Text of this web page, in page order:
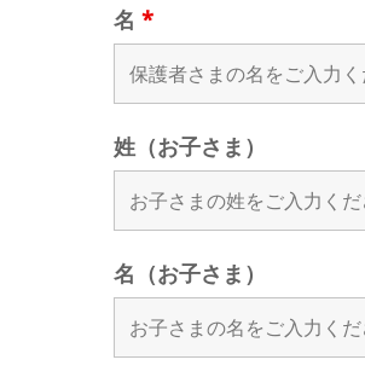
名 *
姓（お子さま）
名（お子さま）